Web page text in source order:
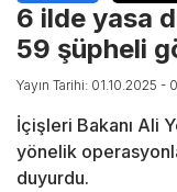
6 ilde yasa
59 şüpheli
Yayın Tarihi: 01.10.2025 -
İçişleri Bakanı Ali
yönelik
duyurdu.